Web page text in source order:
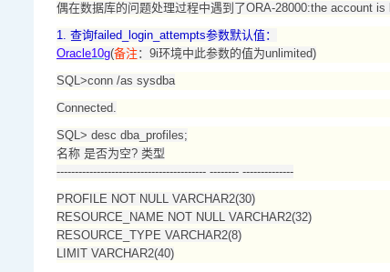
偶在数据库的问题处理过程中遇到了ORA-28000:the account
1. 查询failed_login_attempts参数默认值：
Oracle10g(备注：9i环境中此参数的值为unlimited)
SQL>conn /as sysdba
Connected.
SQL> desc dba_profiles;
名称 是否为空? 类型
----------------------------------------- -------- --------------
PROFILE NOT NULL VARCHAR2(30)
RESOURCE_NAME NOT NULL VARCHAR2(32)
RESOURCE_TYPE VARCHAR2(8)
LIMIT VARCHAR2(40)